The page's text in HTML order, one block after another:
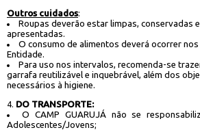
Outros cuidados:
Roupas deverão estar limpas, conservadas
apresentadas.
O consumo de alimentos deverá ocorrer
Entidade.
Para uso nos intervalos, recomenda-se
garrafa reutilizável e inquebrável, além dos
necessários à higiene.
DO TRANSPORTE:
O CAMP GUARUJÁ não se
Adolescentes/Jovens;